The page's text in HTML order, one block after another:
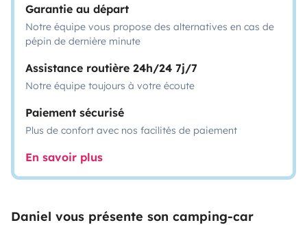
Garantie au départ
Notre équipe vous propose des alternatives en cas de
pépin de dernière minute
Assistance routière 24h/24 7j/7
Notre équipe toujours à votre écoute
Paiement sécurisé
Plus de confort avec nos facilités de paiement
En savoir plus
Daniel vous présente son camping-car